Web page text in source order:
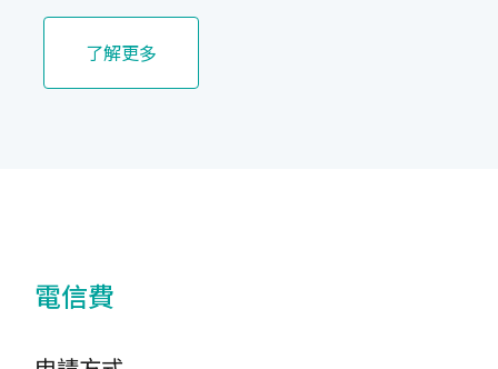
了解更多
電信費